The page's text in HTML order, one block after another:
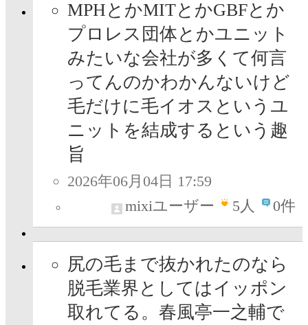
MPHとかMITとかGBFとか
プロレス団体とかユニット
みたいな会社が多くて何言
ってんのかわかんないけど
毛だけに毛イオスというユ
ニットを結成するという趣
旨
2026年06月04日 17:59
mixiユーザー
5人 0件
尻の毛まで抜かれたのなら
脱毛業界としてはイッポン
取れてる。春風亭一之輔で